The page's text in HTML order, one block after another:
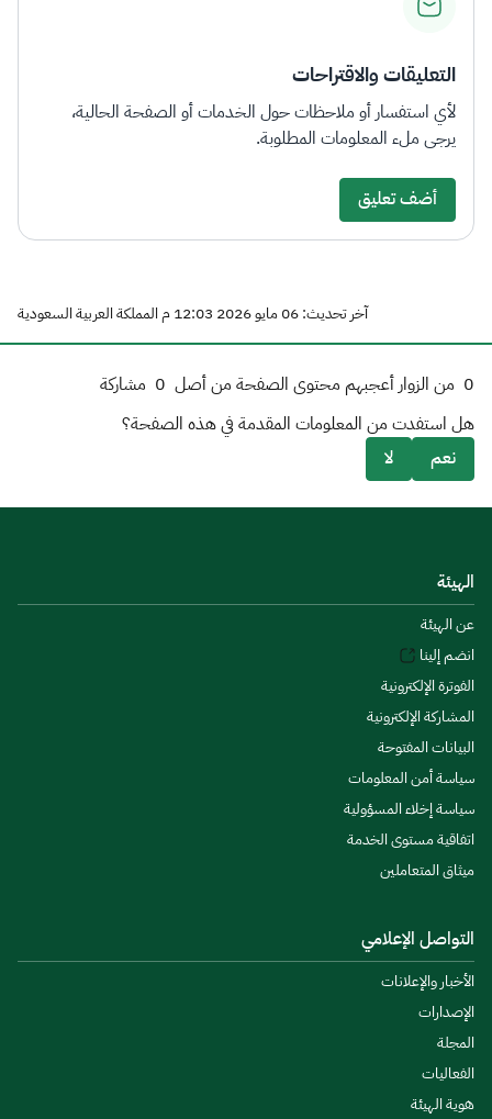
التعليقات والاقتراحات
لأي استفسار أو ملاحظات حول الخدمات أو الصفحة الحالية،
يرجى ملء المعلومات المطلوبة.
أضف تعليق
آخر تحديث: 06 مايو 2026 12:03 م المملكة العربية السعودية
0 من الزوار أعجبهم محتوى الصفحة من أصل 0 مشاركة
هل استفدت من المعلومات المقدمة في هذه الصفحة؟
نعم
لا
الهيئة
عن الهيئة
انضم إلينا
الفوترة الإلكترونية
المشاركة الإلكترونية
البيانات المفتوحة
سياسة أمن المعلومات
سياسة إخلاء المسؤولية
اتفاقية مستوى الخدمة
ميثاق المتعاملين
التواصل الإعلامي
الأخبار والإعلانات
الإصدارات
المجلة
الفعاليات
هوية الهيئة